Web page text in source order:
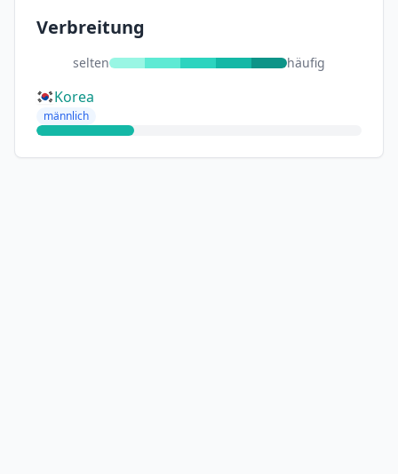
Verbreitung
selten häufig
Korea
männlich